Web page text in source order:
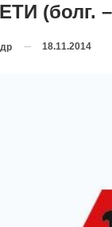
(болг. –
18.11.2014